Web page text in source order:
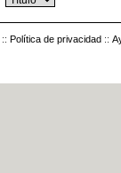
:: Política de privacidad ::